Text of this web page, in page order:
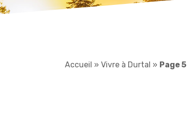
Accueil » Vivre à Durtal » Page 5